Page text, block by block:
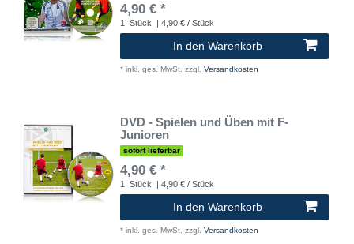
4,90 € *
1 Stück | 4,90 € / Stück
In den Warenkorb
* inkl. ges. MwSt. zzgl. Versandkosten
DVD - Spielen und Üben mit F-
Junioren
sofort lieferbar
4,90 € *
1 Stück | 4,90 € / Stück
In den Warenkorb
* inkl. ges. MwSt. zzgl. Versandkosten